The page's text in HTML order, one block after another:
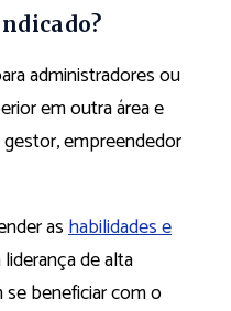
administradores ou
em outra área e
empreendedor
ashabilidades e
de alta
beneficiar com o